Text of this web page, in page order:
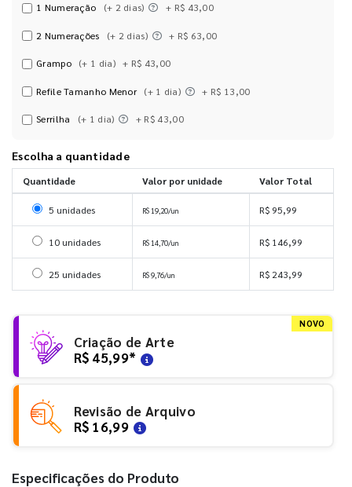
1 Numeração (+ 2 dias) + R$ 43,00
2 Numerações (+ 2 dias) + R$ 63,00
Grampo (+ 1 dia) + R$ 43,00
Refile Tamanho Menor (+ 1 dia) + R$ 13,00
Serrilha (+ 1 dia) + R$ 43,00
Escolha a quantidade
Quantidade Valor por unidade Valor Total
Selecionar 5 unidades
5 unidades R$ 19,20/un R$ 95,99
Selecionar 10 unidades
10 unidades R$ 14,70/un R$ 146,99
Selecionar 25 unidades
25 unidades R$ 9,76/un R$ 243,99
NOVO
Criação de Arte
R$ 45,99*
Revisão de Arquivo
R$ 16,99
Especificações do Produto